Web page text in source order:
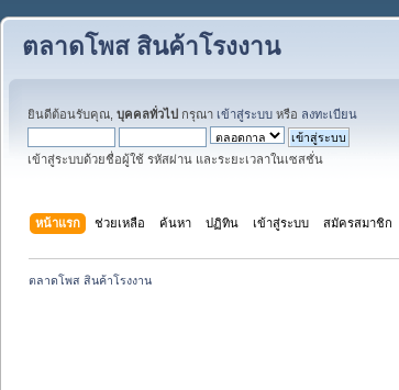
ตลาดโพส สินค้าโรงงาน
ยินดีต้อนรับคุณ, บุคคลทั่วไป กรุณา เข้าสู่ระบบ หรือ ลงทะเบียน
เข้าสู่ระบบด้วยชื่อผู้ใช้ รหัสผ่าน และระยะเวลาในเซสชั่น
หน้าแรก ช่วยเหลือ ค้นหา ปฏิทิน เข้าสู่ระบบ สมัครสมาชิก
ตลาดโพส สินค้าโรงงาน